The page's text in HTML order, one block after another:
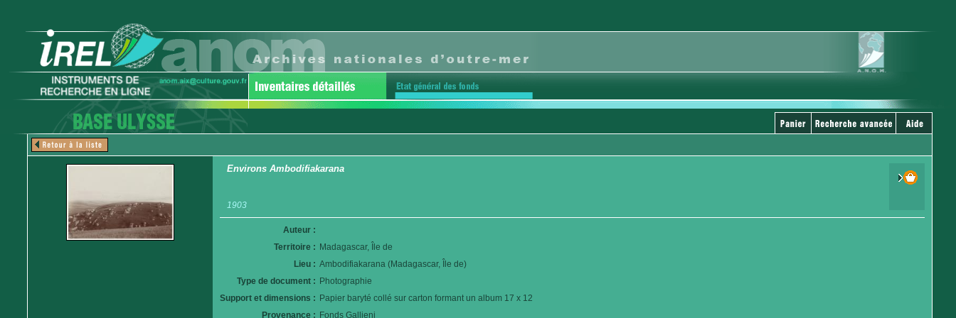
Environs Ambodifiakarana
1903
Auteur :
Territoire : Madagascar, Île de
Lieu : Ambodifiakarana (Madagascar, Île de)
Type de document : Photographie
Support et dimensions : Papier baryté collé sur carton formant un album 17 x 12
Provenance : Fonds Gallieni